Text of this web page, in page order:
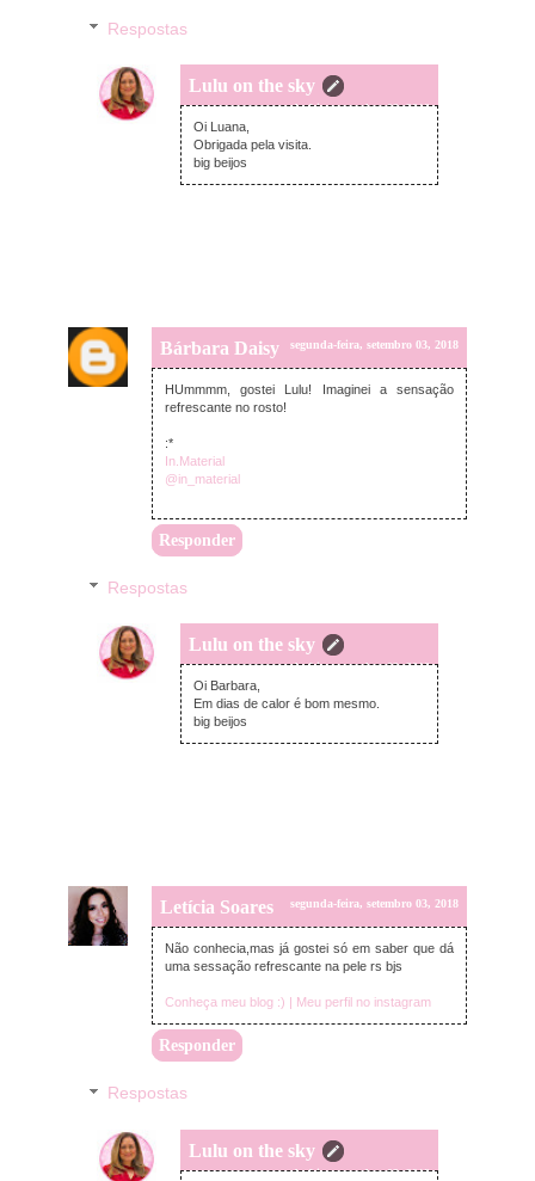
Respostas
Lulu on the sky
segunda-feira, setembro 03, 2018
Oi Luana,
Obrigada pela visita.
big beijos
Bárbara Daisy segunda-feira, setembro 03, 2018
HUmmmm, gostei Lulu! Imaginei a sensação
refrescante no rosto!
:*
In.Material
@in_material
Responder
Respostas
Lulu on the sky
segunda-feira, setembro 03, 2018
Oi Barbara,
Em dias de calor é bom mesmo.
big beijos
Letícia Soares segunda-feira, setembro 03, 2018
Não conhecia,mas já gostei só em saber que dá
uma sessação refrescante na pele rs bjs
Conheça meu blog :) | Meu perfil no instagram
Responder
Respostas
Lulu on the sky
segunda-feira, setembro 03, 2018